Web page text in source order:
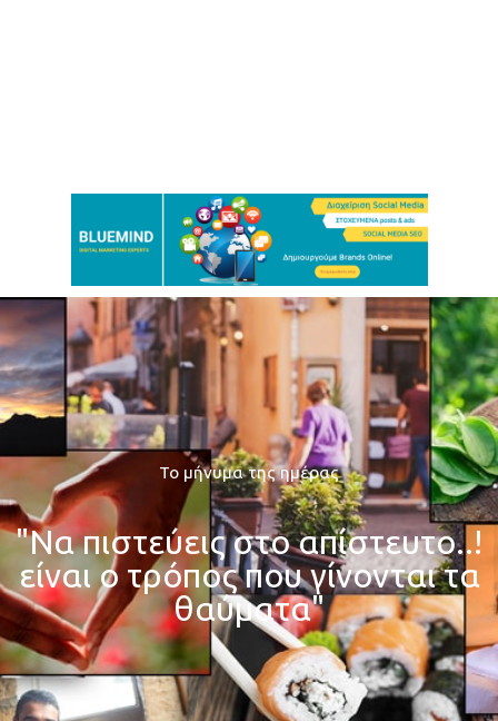
Το μήνυμα της ημέρας
"Να πιστεύεις στο απίστευτο..!
είναι ο τρόπος που γίνονται τα
θαύματα"